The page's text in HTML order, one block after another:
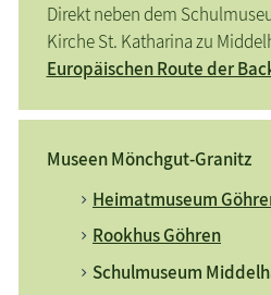
Direkt neben dem
Kirche St. Katharina zu
Europäischen Route der
Museen Mönchgut-Granitz
Heimatmuseum
Rookhus Göhren
Schulmuseum